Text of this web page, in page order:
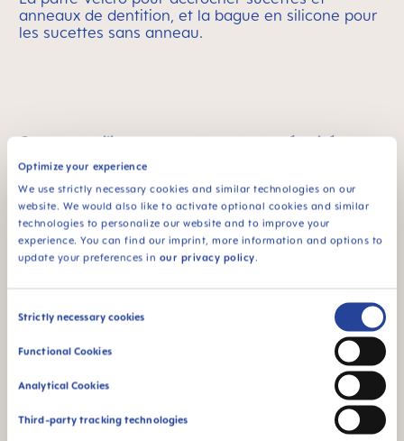
Optimize your experience
We use strictly necessary cookies and similar technologies on our
website. We would also like to activate optional cookies and similar
technologies to personalize our website and to improve your
experience. You can find our imprint, more information and options to
update your preferences in our privacy policy.
Consent
Strictly necessary cookies
Functional Cookies
Analytical Cookies
Third-party tracking technologies
anneaux de dentition, et la bague en silicone pour
les sucettes sans anneau.
Comment utiliser une sucette en toute sécurité pour
bébé ? Cliquer ici pour voir la vidéo.
Skip MAM Means Quality Icon Bar
MAM est synonyme de qualité
BPA & BPS FREE
Sans BPA/BPS : Ce
produit MAM ne
Pour les bébés dès